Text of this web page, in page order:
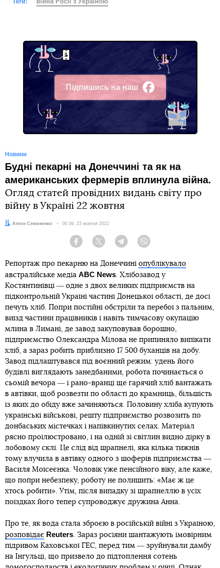
Підпишись на наш
Facebook
Новини
Будні пекарні на Донеччині та як на
американських фермерів вплинула війна.
Огляд статей провідних видань світу про
війну в Україні 22 жовтня
Автор:
Антон Семиженко Дата:
00:39, 23 жовтня 2022
Facebook Twitter Telegram
Репортаж про пекарню на Донеччині опублікувало
австралійське медіа ABC News. Хлібозавод у
Костянтинівці ― одне з двох великих підприємств на
підконтрольній Україні частині Донецької області, де досі
печуть хліб. Попри постійні обстріли та перебої з пальним,
виїзд частини працівників і навіть тимчасову окупацію
млина в Лимані, де завод закуповував борошно,
підприємство Олександра Мілова не припиняло випікати
хліб, а зараз робить приблизно 17 500 буханців на добу.
Завод підлаштувався під воєнний режим: удень його
будівлі виглядають занедбаними, робота починається о
сьомій вечора ― і рано-вранці ще гарячий хліб вантажать
в автівки, щоб розвезти по області до крамниць, більшість
із яких до обіду вже зачиняються. Половину хліба купують
українські військові, решту підприємство розвозить по
донбаських містечках і напівкинутих селах. Матеріал
рясно проілюстровано, і на одній зі світлин видно дірку в
лобовому склі. Це слід від шрапнелі, яка кілька тижнів
тому влучила в автівку одного з шоферів підприємства ―
Василя Моїсеєнка. Чоловік уже пенсійного віку, але каже,
що попри небезпеку, роботу не полишить: «Має ж це
хтось робити». Утім, після випадку зі шрапнеллю в усіх
поїздках його тепер супроводжує дружина Анна.
Про те, як вода стала зброєю в російській війні з Україною,
розповідає Reuters. Зараз росіяни шантажують імовірним
підривом Каховської ГЕС, перед тим ― зруйнували дамбу
на Інгульці, що призвело до підтоплення сотень